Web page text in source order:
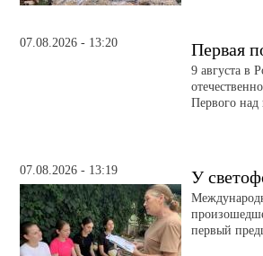
07.08.2026 - 13:20 Первая
9 августа в
Первого
07.08.2026 - 13:19 У
первый